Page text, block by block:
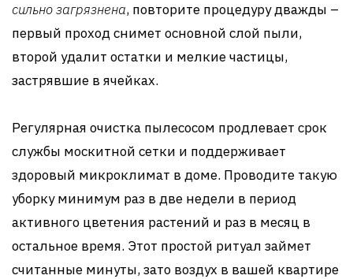
сильно загрязнена, повторите процедуру дважды –
первый проход снимет основной слой пыли,
второй удалит остатки и мелкие частицы,
застрявшие в ячейках.
Регулярная очистка пылесосом продлевает срок
службы москитной сетки и поддерживает
здоровый микроклимат в доме. Проводите такую
уборку минимум раз в две недели в период
активного цветения растений и раз в месяц в
остальное время. Этот простой ритуал займет
считанные минуты, зато воздух в вашей квартире